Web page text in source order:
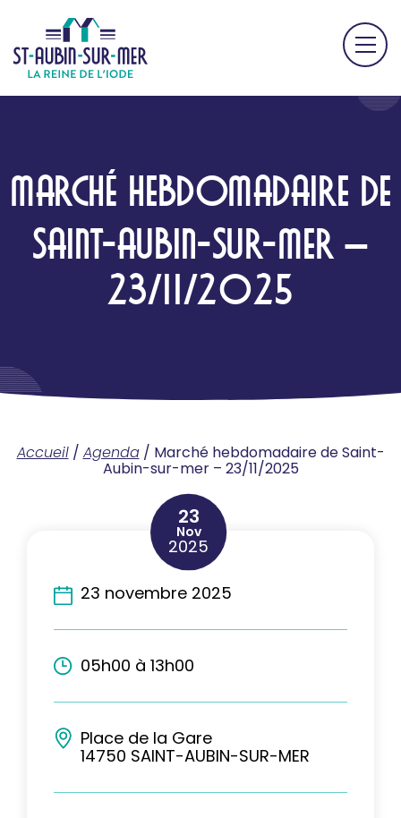
MARCHÉ HEBDOMADAIRE DE
SAINT-AUBIN-SUR-MER –
23/11/2025
Accueil/ Agenda/ Marché hebdomadaire de Saint-
Aubin-sur-mer – 23/11/2025
23
Nov
2025
23 novembre 2025
05h00 à 13h00
Place de la Gare
14750 SAINT-AUBIN-SUR-MER